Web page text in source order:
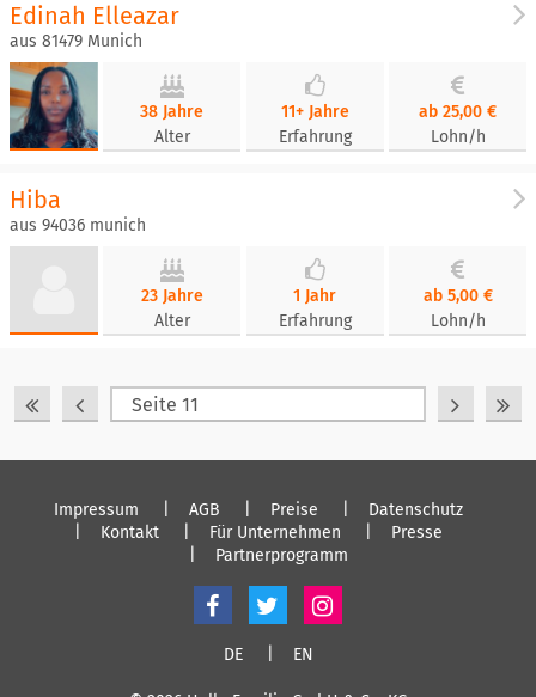
Edinah Elleazar
aus 81479 Munich
38 Jahre
Alter
11+ Jahre
Erfahrung
ab 25,00 €
Lohn/h
Hiba
aus 94036 munich
23 Jahre
Alter
1 Jahr
Erfahrung
ab 5,00 €
Lohn/h
Impressum AGB Preise
Datenschutz
Kontakt
Für Unternehmen
Presse
Partnerprogramm
DE EN